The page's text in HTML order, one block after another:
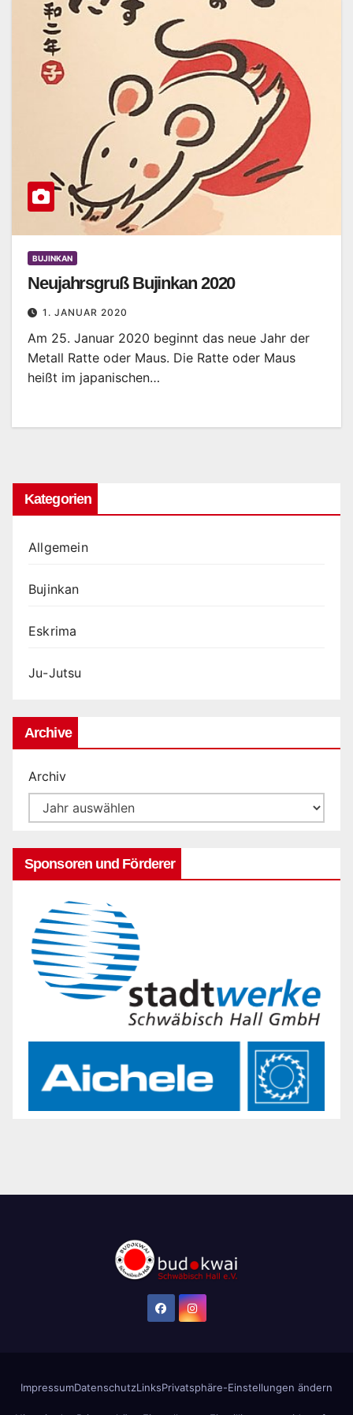
BUJINKAN
Neujahrsgruß Bujinkan 2020
1. JANUAR 2020
Am 25. Januar 2020 beginnt das neue Jahr der
Metall Ratte oder Maus. Die Ratte oder Maus
heißt im japanischen…
Kategorien
Allgemein
Bujinkan
Eskrima
Ju-Jutsu
Archive
Archiv
Sponsoren und Förderer
ImpressumDatenschutzLinksPrivatsphäre-Einstellungen ändern